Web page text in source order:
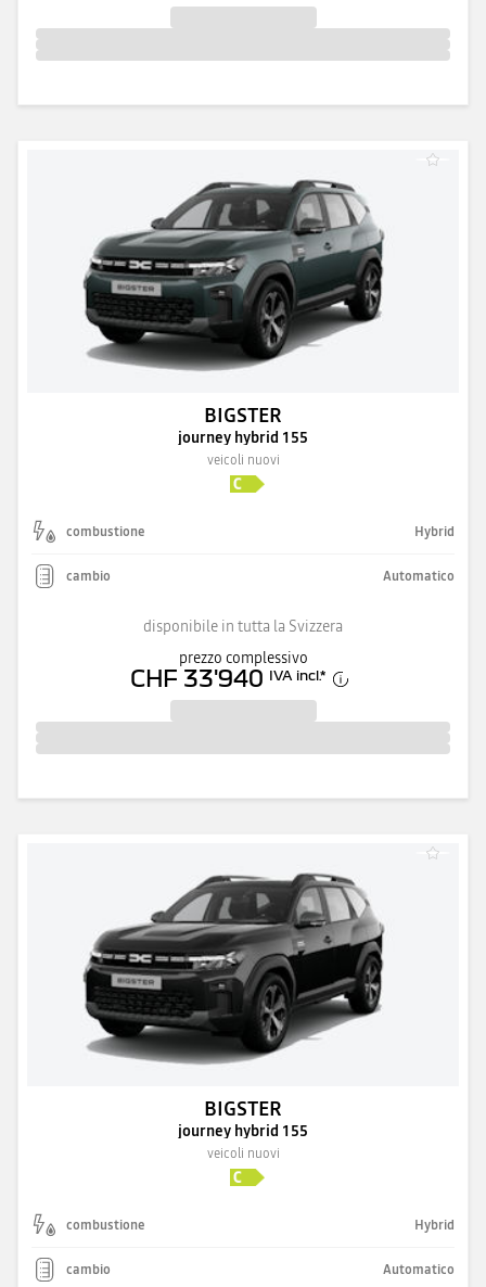
BIGSTER
journey hybrid 155
veicoli nuovi
combustione Hybrid
cambio Automatico
disponibile in tutta la Svizzera
prezzo complessivo
CHF 33'940 IVA incl.*
BIGSTER
journey hybrid 155
veicoli nuovi
combustione Hybrid
cambio Automatico